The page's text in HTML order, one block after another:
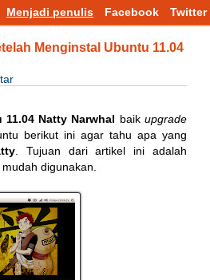
Menjadi penulis Facebook Twitter
Menginstal Ubuntu 11.04
11.04 Natty Narwhal baikupgrade
berikut ini agar tahu apa yang
. Tujuan dari artikel ini adalah
digunakan.